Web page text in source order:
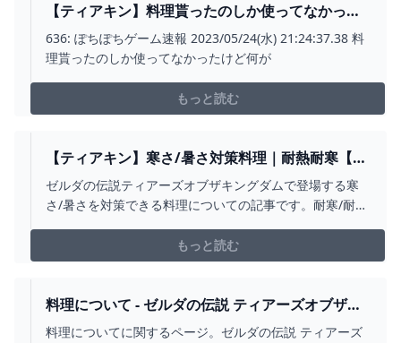
【ティアキン】料理貰ったのしか使ってなかった
けど何が1番使い勝手いいんだろ？｜ぽちぽちゲー
ム速報
636: ぽちぽちゲーム速報 2023/05/24(水) 21:24:37.38 料
理貰ったのしか使ってなかったけど何が
もっと読む
【ティアキン】寒さ/暑さ対策料理｜耐熱耐寒【テ
ィアーズオブザキングダム】 - MYGAME8
ゼルダの伝説ティアーズオブザキングダムで登場する寒
さ/暑さを対策できる料理についての記事です。耐寒/耐暑
もっと読む
料理について - ゼルダの伝説 ティアーズオブザキ
ングダム【ティアキン】完全攻略WIKI
料理についてに関するページ。ゼルダの伝説 ティアーズ